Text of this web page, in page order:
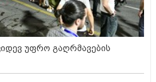
უფრო გაღრმავების